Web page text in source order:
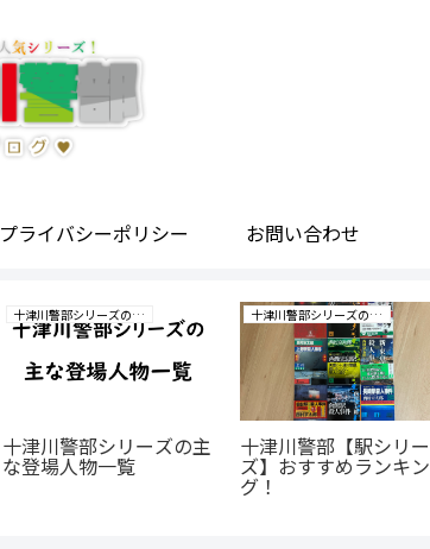
プライバシーポリシー お問い合わせ
十津川警部シリーズの研究
十津川警部シリーズの主
な登場人物一覧
十津川警部シリーズの研究
十津川警部【駅シリー
ズ】おすすめランキン
グ！